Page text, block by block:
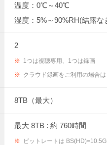
温度：0℃～40℃
湿度：5%～90%RH(結露な
2
※ 1つは視聴専用、1つは録画
※ クラウド録画をご利用の場合は
8TB（最大）
最大 8TB : 約 760時間
※ ビットレートは